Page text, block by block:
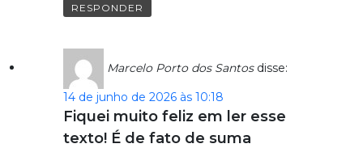
RESPONDER
Marcelo Porto dos Santos disse:
14 de junho de 2026 às 10:18
Fiquei muito feliz em ler esse
texto! É de fato de suma